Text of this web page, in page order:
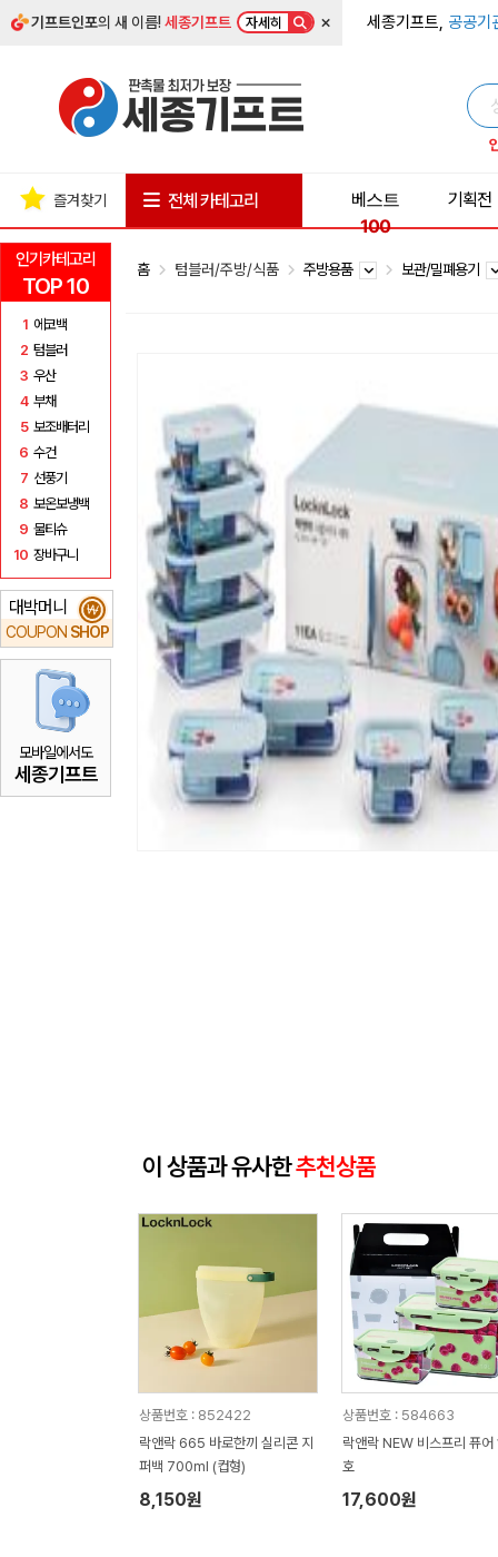
기프트인포의 새 이름!세종기프트 자세히 × 세종기프트, 공공기
인기카테고리
TOP 10
1 에코백
2 텀블러
3 우산
4 부채
5 보조배터리
6 수건
7 선풍기
8 보온보냉백
9 물티슈
10 장바구니
대박머니
COUPON SHOP
₩
모바일에서도
세종기프트
즐겨찾기 전체 카테고리
베스트
100
기획전
홈 텀블러/주방/식품 주방용품 보관/밀폐용기
이 상품과 유사한추천상품
상품번호 : 852422
락앤락 665 바로한끼 실리콘 지
퍼백 700ml (컵형)
8,150원
상품번호 : 584663
락앤락 NEW 비스프리 퓨어
호
17,600원